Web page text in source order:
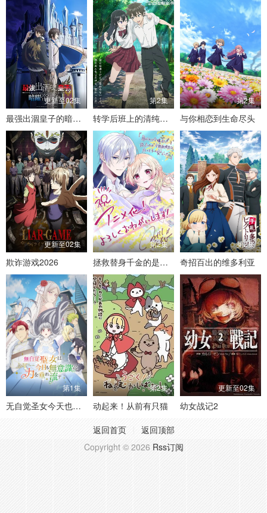
更新至02集
最强出涸皇子的暗跃帝位争夺
第2集
转学后班上的清纯可爱美少女，竟是小时候玩在一起的哥儿们
第2集
与你相恋到生命尽头
更新至02集
欺诈游戏2026
第2集
拯救替身千金的是冷酷无情冰之王子的爱
第2集
奇招百出的维多利亚
第1集
无自觉圣女今天也无意识地释放力量
第2集
动起来！从前有只猫
更新至02集
幼女战记2
返回首页
返回顶部
Copyright © 2026 Rss订阅